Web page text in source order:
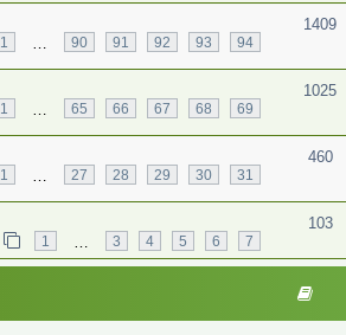
1 90 91 92 93 94
1409
1 65 66 67 68 69
1025
1 27 28 29 30 31
460
1 3 4 5 6 7
103